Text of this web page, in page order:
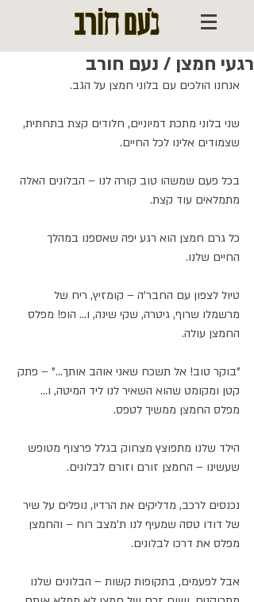
רגעי חמצן / נעם חורב
אנחנו הולכים עם בלוני חמצן על הגב.
שני בלוני מתכת דמיוניים, חלודים קצת בתחתית,
שצמודים אלינו לכל החיים.
בכל פעם שמשהו טוב קורה לנו – הבלונים האלה
מתמלאים עוד קצת.
כל גרם חמצן הוא רגע יפה שאספנו במהלך
החיים שלנו.
טיול לצפון עם החבר'ה – קומזיץ, ריח של
מרשמלו שרוף, גיטרה, שקי שינה, ו... הופ! מפלס
החמצן עולה.
"בוקר טוב! אל תשכח שאני אוהב אותך..." – פתק
קטן ומקומט שהוא השאיר לנו ליד המיטה, ו...
מפלס החמצן ממשיך לטפס.
הילד שלנו מתפוצץ מצחוק בגלל פרצוף מטופש
שעשינו – החמצן זורם וזורם לבלונים.
נכנסים לרכב, מדליקים את הרדיו, נופלים על שיר
של דודו טסה שמעיף לנו ת'מצב רוח – והחמצן
מפלס את דרכו לבלונים.
אבל לפעמים, בתקופות קשות – הבלונים שלנו